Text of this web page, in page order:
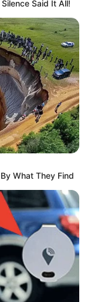
Said It All!
What They Find